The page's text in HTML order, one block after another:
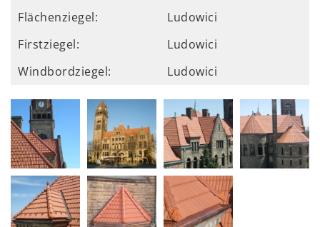
Flächenziegel:
Ludowici
Firstziegel:
Ludowici
Windbordziegel:
Ludowici